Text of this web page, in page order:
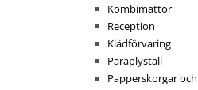
Kombimattor
Reception
Klädförvaring
Paraplyställ
Papperskorgar